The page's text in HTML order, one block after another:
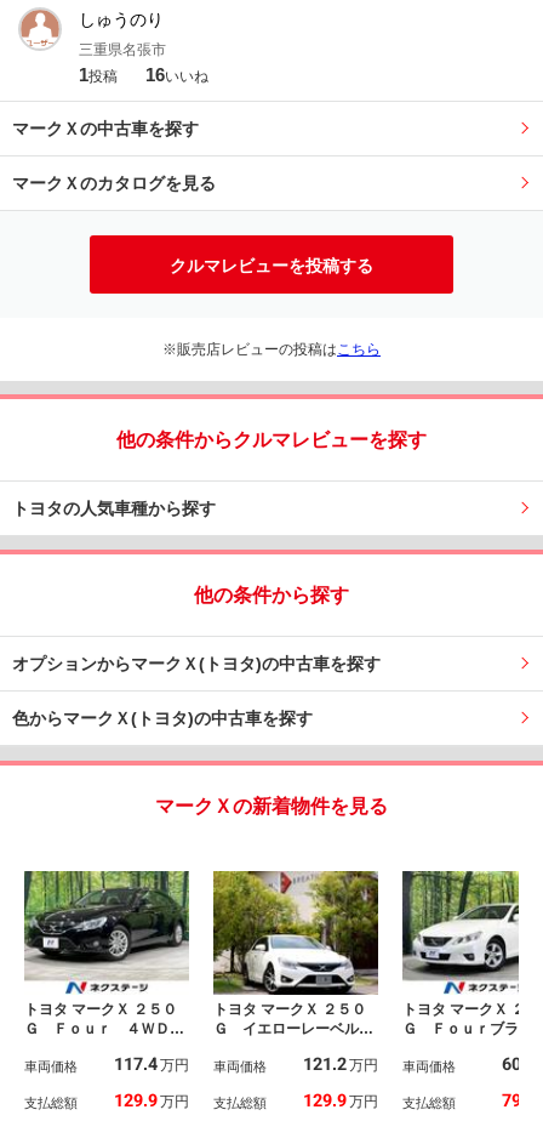
しゅうのり
三重県名張市
1投稿 16いいね
マークＸの中古車を探す
マークＸのカタログを見る
クルマレビューを投稿する
※販売店レビューの投稿は こちら
他の条件からクルマレビューを探す
トヨタの人気車種から探す
他の条件から探す
オプションからマークＸ(トヨタ)の中古車を探す
色からマークＸ(トヨタ)の中古車を探す
マークＸの新着物件を見る
トヨタ マークＸ ２５０
Ｇ Ｆｏｕｒ ４ＷＤ
バックカメラ ビルトイ
ト ＨＩＤヘッドライ
車両価格 117.4万円
支払総額 129.9万円
トヨタ マークＸ ２５０
Ｇ イエローレーベル
純正ＳＤナビ／フルセ
コン ＨＩＤオートライ
車両価格 121.2万円
支払総額 129.9万円
トヨタ マークＸ ２
Ｇ Ｆｏｕｒブラッ
ビ 禁煙車 スマー
トインＥＴＣ 純正
車両価格 60.3
支払総額 79.9